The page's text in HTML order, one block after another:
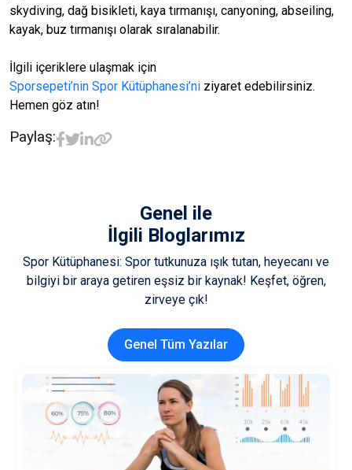
skydiving, dağ bisikleti, kaya tırmanışı, canyoning, abseiling,
kayak, buz tırmanışı olarak sıralanabilir.
İlgili içeriklere ulaşmak için
Sporsepeti’nin Spor Kütüphanesi’ni ziyaret edebilirsiniz.
Hemen göz atın!
Paylaş:
Genel ile
İlgili Bloglarımız
Spor Kütüphanesi: Spor tutkunuza ışık tutan, heyecanı ve
bilgiyi bir araya getiren eşsiz bir kaynak! Keşfet, öğren,
zirveye çık!
Genel Tüm Yazılar